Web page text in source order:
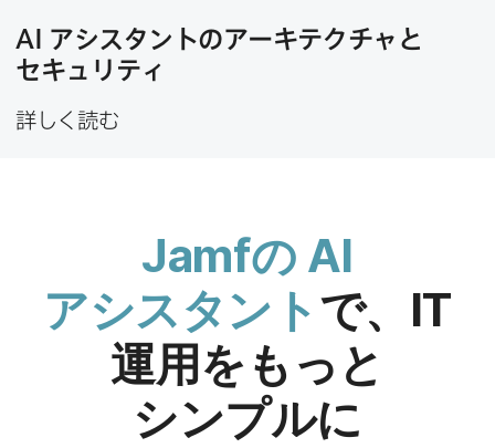
AI アシスタントの​アーキテクチャと​
セキュリティ
詳しく​読む
Jamfの AI
アシスタントで、 IT
運用を​もっと​
シンプルに